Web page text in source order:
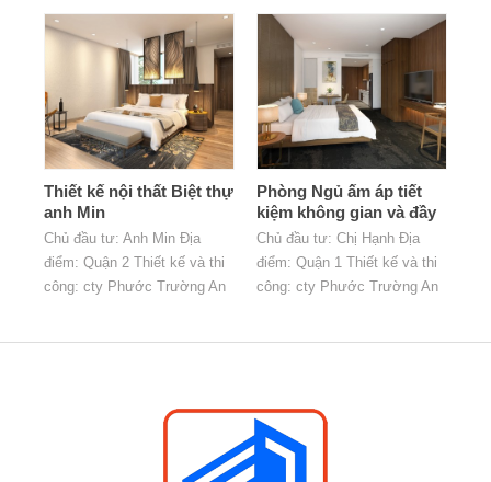
Thiết kế nội thất Biệt thự
anh Min
Chủ đầu tư: Anh Min Địa
điểm: Quận 2 Thiết kế và thi
công: cty Phước Trường An
Phòng Ngủ ấm áp tiết
kiệm không gian và đầy
đủ tiện nghi
Chủ đầu tư: Chị Hạnh Địa
điểm: Quận 1 Thiết kế và thi
công: cty Phước Trường An